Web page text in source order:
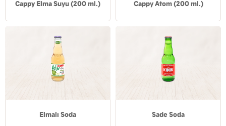
Cappy Elma Suyu (200 ml.) Cappy Atom (200 ml.)
Elmalı Soda Sade Soda